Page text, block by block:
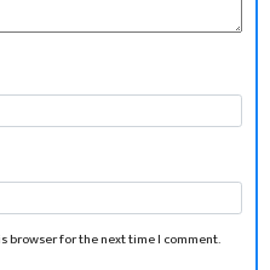
browser for the next time I comment.